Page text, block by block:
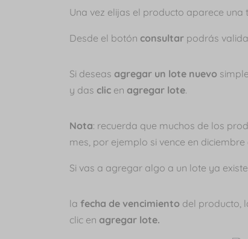
Una vez elijas el producto aparece
Desde el botón consultar podrás
Si deseas agregar un lote nuevo
y das clic en agregar lote.
Nota: recuerda que muchos de los
mes, por ejemplo si vence en
Si vas a agregar algo a un lote ya
la fecha de vencimiento del producto,
clic en agregar lote.